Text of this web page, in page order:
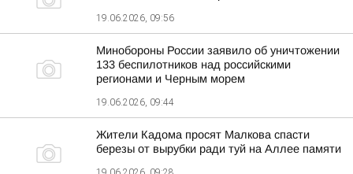
19.06.2026, 09:56
Минобороны России заявило об уничтожении
133 беспилотников над российскими
регионами и Черным морем
19.06.2026, 09:44
Жители Кадома просят Малкова спасти
березы от вырубки ради туй на Аллее памяти